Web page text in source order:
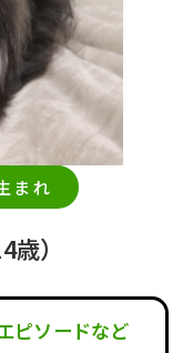
まれ
歳）
ピソードなど